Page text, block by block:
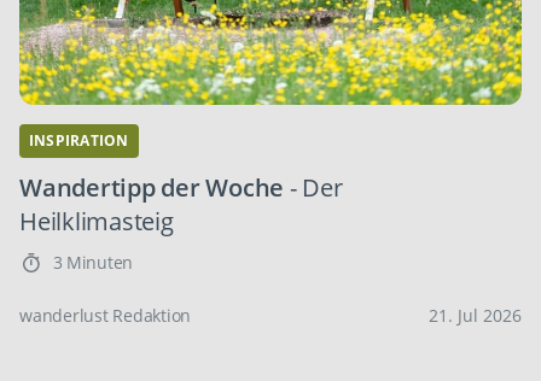
INSPIRATION
Wandertipp der Woche - Der
Heilklimasteig
3 Minuten
wanderlust Redaktion 21. Jul 2026